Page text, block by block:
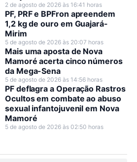
2 de agosto de 2026 às 16:41 horas
PF, PRF e BPFron apreendem
1,2 kg de ouro em Guajará-
Mirim
5 de agosto de 2026 às 20:07 horas
Mais uma aposta de Nova
Mamoré acerta cinco números
da Mega-Sena
5 de agosto de 2026 às 14:56 horas
PF deflagra a Operação Rastros
Ocultos em combate ao abuso
sexual infantojuvenil em Nova
Mamoré
5 de agosto de 2026 às 02:50 horas